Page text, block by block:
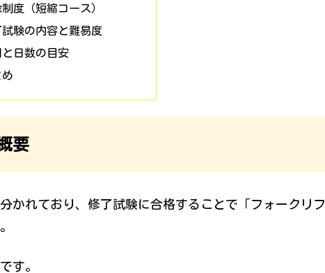
度（短縮コース）
試験の内容と難易度
と日数の目安
め
要
かれており、修了試験に合格することで「フォークリフ
す。